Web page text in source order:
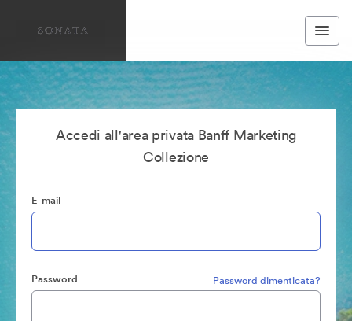
Accedi all'area privata Banff Marketing
Collezione
E-mail
Password Password dimenticata?